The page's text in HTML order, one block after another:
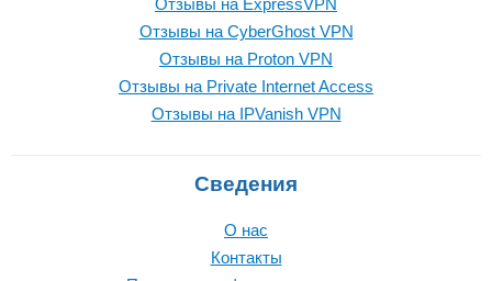
Отзывы на CyberGhost VPN
Отзывы на Proton VPN
Отзывы на Private Internet Access
Отзывы на IPVanish VPN
Сведения
О нас
Контакты